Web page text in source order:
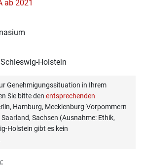
ab 2021
Holstein
Genehmigungssituation in Ihrem
Sie bitte den entsprechenden
Hamburg, Mecklenburg-Vorpommern
Sachsen (Ausnahme: Ethik,
Holstein gibt es kein